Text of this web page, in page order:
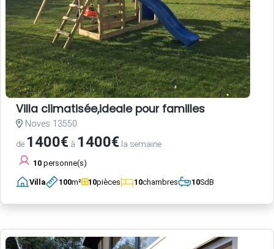
Villa climatisée,ideale pour familles
Noves 13550
de 1400€ à 1400€ la semaine
10 personne(s)
Villa 100m² 10pièces 10chambres 10SdB